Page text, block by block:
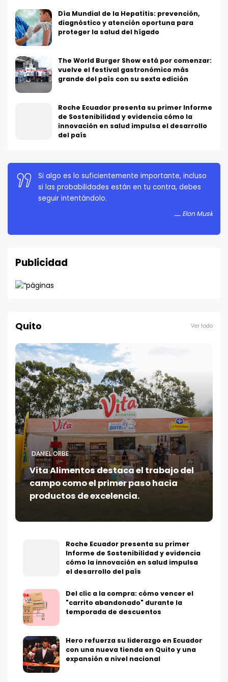
Día Mundial de la Hepatitis: prevención,
diagnóstico y atención oportuna para
proteger la salud del hígado
The World Burger Show está por comenzar:
vuelve el festival gastronómico más
grande del país con su sexta edición
Roche Ecuador presenta su primer Informe
de Sostenibilidad y evidencia cómo la
innovación en salud impulsa el desarrollo
del país
Si algo es lo suficientemente importante, incluso
si las probabilidades están en tu contra, debes
seguir intentándolo.
Elon Musk
Publicidad
Quito Ver todo
DANIEL ORBE
Vita Alimentos destaca el trabajo del
campo como el primer paso hacia
productos de excelencia.
Roche Ecuador presenta su primer
Informe de Sostenibilidad y evidencia
cómo la innovación en salud impulsa
el desarrollo del país
Del clic a la compra: cómo vencer el
"carrito abandonado" durante la
temporada de descuentos
Hero refuerza su liderazgo en Ecuador
con una nueva tienda en Quito y una
expansión a nivel nacional